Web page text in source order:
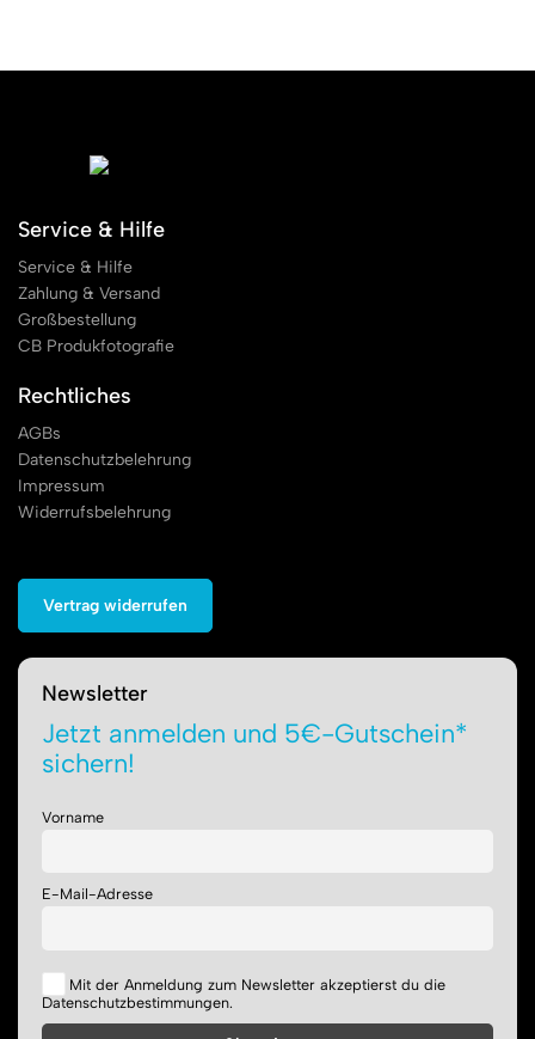
Service & Hilfe
Service & Hilfe
Zahlung & Versand
Großbestellung
CB Produkfotografie
Rechtliches
AGBs
Datenschutzbelehrung
Impressum
Widerrufsbelehrung
Vertrag widerrufen
Newsletter
Jetzt anmelden und 5€-Gutschein*
sichern!
Vorname
E-Mail-Adresse
Mit der Anmeldung zum Newsletter akzeptierst du die
Datenschutzbestimmungen.